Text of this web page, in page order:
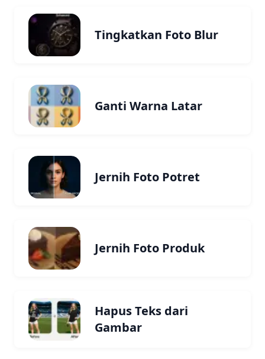
Tingkatkan Foto Blur
Ganti Warna Latar
Jernih Foto Potret
Jernih Foto Produk
Hapus Teks dari
Gambar